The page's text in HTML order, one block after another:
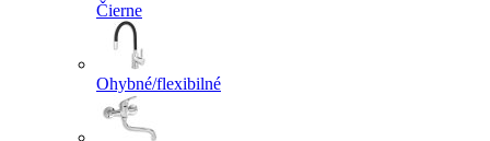
Čierne
Ohybné/flexibilné